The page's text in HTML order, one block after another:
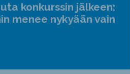
konkurssin jälkeen:
menee nykyään vain